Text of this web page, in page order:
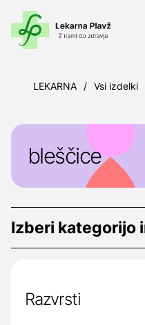
LEKARNA / Vsi izdelki
bleščice
Izberi kategorijo
Razvrsti